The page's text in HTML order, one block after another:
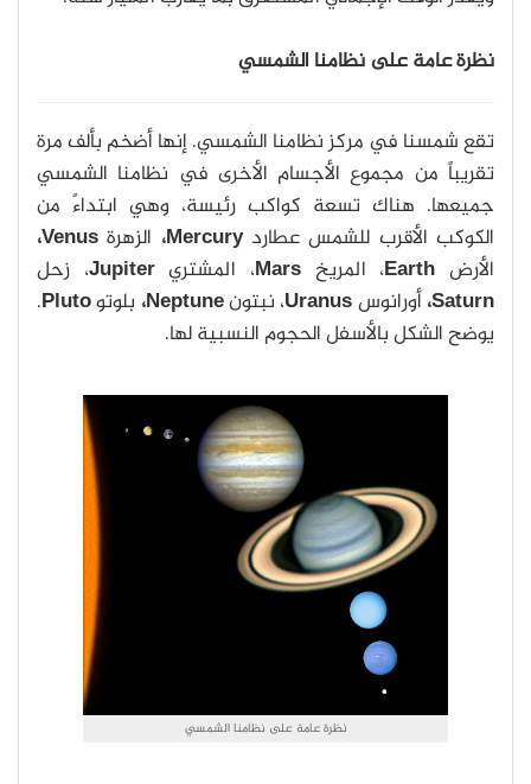
نظرة عامة على نظامنا الشمسي
تقع شمسنا في مركز نظامنا الشمسي. إنها أضخم بألف مرة
تقريباً من مجموع الأجسام الأخرى في نظامنا الشمسي
جميعها. هناك تسعة كواكب رئيسة، وهي ابتداءً من
الكوكب الأقرب للشمس عطاردMercury، الزهرةVenus،
الأرض Earth، المريخ Mars، المشتريJupiter، زحل
Saturn، أورانوسUranus، نبتونNeptune، بلوتوPluto
.
يوضح الشكل بالأسفل الحجوم النسبية لها.
نظرة عامة على نظامنا الشمسي